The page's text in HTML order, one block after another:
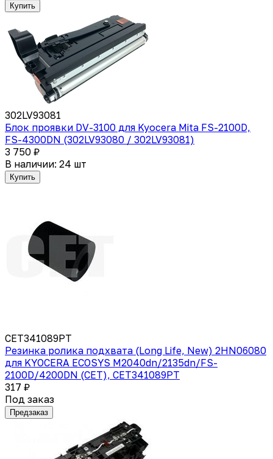
Купить
302LV93081
Блок проявки DV-3100 для Kyocera Mita FS-2100D,
FS-4300DN (302LV93080 / 302LV93081)
3 750 ₽
В наличии: 24 шт
Купить
CET341089PT
Резинка ролика подхвата (Long Life, New) 2HN06080
для KYOCERA ECOSYS M2040dn/2135dn/FS-
2100D/4200DN (CET), CET341089PT
317 ₽
Под заказ
Предзаказ